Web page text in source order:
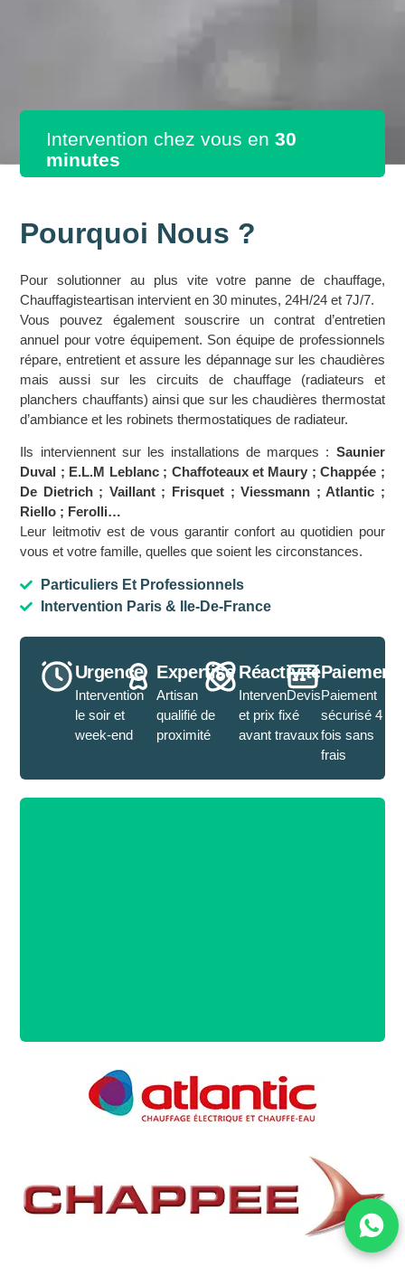
Intervention chez vous en 30
minutes
Pourquoi Nous ?
Pour solutionner au plus vite votre panne de chauffage,
Chauffagisteartisan intervient en 30 minutes, 24H/24 et 7J/7.
Vous pouvez également souscrire un contrat d’entretien
annuel pour votre équipement. Son équipe de professionnels
répare, entretient et assure les dépannage sur les chaudières
mais aussi sur les circuits de chauffage (radiateurs et
planchers chauffants) ainsi que sur les chaudières thermostat
d’ambiance et les robinets thermostatiques de radiateur.
Ils interviennent sur les installations de marques : Saunier
Duval ; E.L.M Leblanc ; Chaffoteaux et Maury ; Chappée ;
De Dietrich ; Vaillant ; Frisquet ; Viessmann ; Atlantic ;
Riello ; Ferolli…
Leur leitmotiv est de vous garantir confort au quotidien pour
vous et votre famille, quelles que soient les circonstances.
Particuliers Et Professionnels
Intervention Paris & Ile-De-France
Urgence
Intervention
le soir et
week-end
Expertise
Artisan
qualifié de
proximité
Réactivité
IntervenDevis
et prix fixé
avant travaux
Paiement
Paiement
sécurisé 4
fois sans
frais